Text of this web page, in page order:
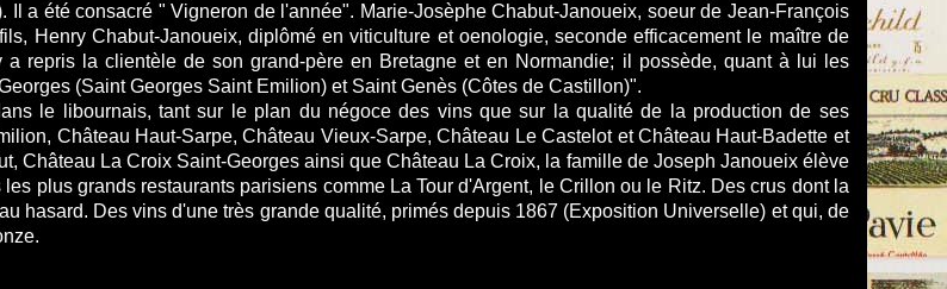
a été consacré " Vigneron de l'année". Marie-Josèphe Chabut-Janoueix, soeur de Jean-François
Henry Chabut-Janoueix, diplômé en viticulture et oenologie, seconde efficacement le maître de
repris la clientèle de son grand-père en Bretagne et en Normandie; il possède, quant à lui les
(Saint Georges Saint Emilion) et Saint Genès (Côtes de Castillon)".
le libournais, tant sur le plan du négoce des vins que sur la qualité de la production de ses
Château Haut-Sarpe, Château Vieux-Sarpe, Château Le Castelot et Château Haut-Badette et
Château La Croix Saint-Georges ainsi que Château La Croix, la famille de Joseph Janoueix élève
plus grands restaurants parisiens comme La Tour d'Argent, le Crillon ou le Ritz. Des crus dont la
hasard. Des vins d'une très grande qualité, primés depuis 1867 (Exposition Universelle) et qui, de